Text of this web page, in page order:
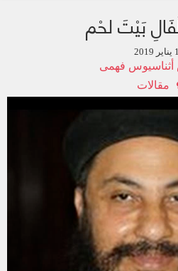
بَيْتَ لحْم
أثناسيوس فهمى
مقالات